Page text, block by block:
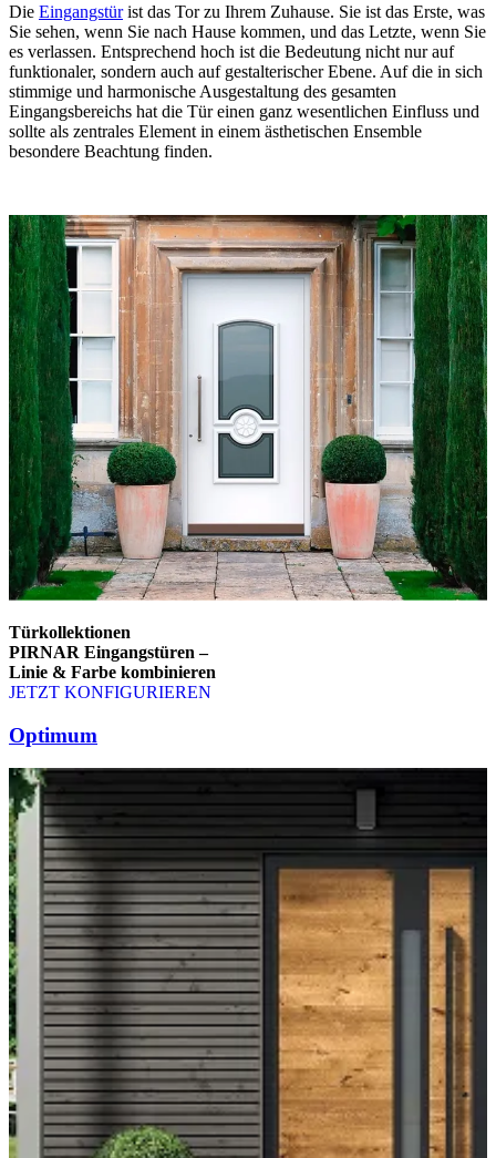
Die Eingangstürist das Tor zu Ihrem Zuhause. Sie ist das Erste, was
Sie sehen, wenn Sie nach Hause kommen, und das Letzte, wenn Sie
es verlassen. Entsprechend hoch ist die Bedeutung nicht nur auf
funktionaler, sondern auch auf gestalterischer Ebene. Auf die in sich
stimmige und harmonische Ausgestaltung des gesamten
Eingangsbereichs hat die Tür einen ganz wesentlichen Einfluss und
sollte als zentrales Element in einem ästhetischen Ensemble
besondere Beachtung finden.
Türkollektionen
PIRNAR Eingangstüren –
Linie & Farbe kombinieren
JETZT KONFIGURIEREN
Optimum